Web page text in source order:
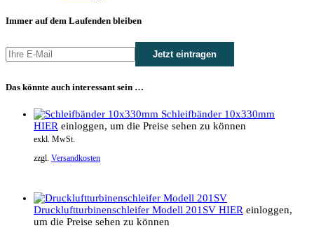
Immer auf dem Laufenden bleiben
Das könnte auch interessant sein …
Schleifbänder 10x330mm
HIER einloggen, um die Preise sehen zu können
exkl. MwSt.
zzgl. Versandkosten
Druckluftturbinenschleifer Modell 201SV HIER einloggen,
um die Preise sehen zu können